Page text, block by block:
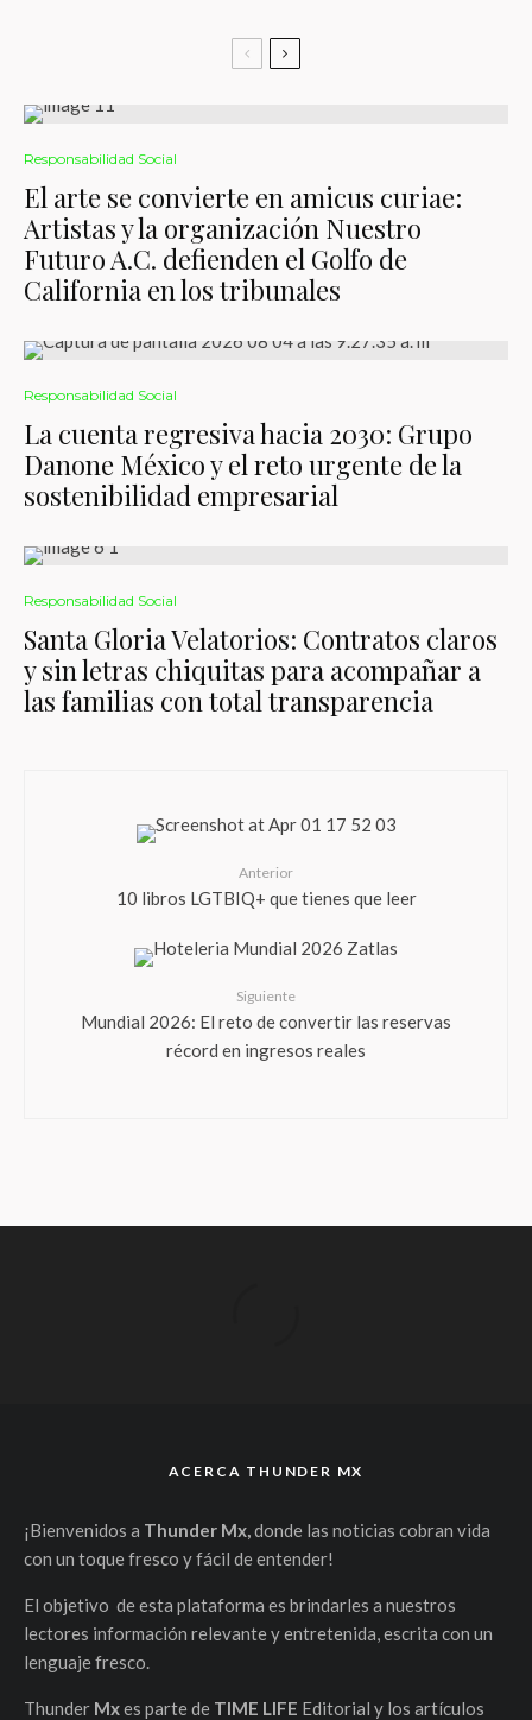
Responsabilidad Social
El arte se convierte en amicus curiae:
Artistas y la organización Nuestro
Futuro A.C. defienden el Golfo de
California en los tribunales
Responsabilidad Social
La cuenta regresiva hacia 2030: Grupo
Danone México y el reto urgente de la
sostenibilidad empresarial
Responsabilidad Social
Santa Gloria Velatorios: Contratos claros
y sin letras chiquitas para acompañar a
las familias con total transparencia
Anterior
10 libros LGTBIQ+ que tienes que leer
Siguiente
Mundial 2026: El reto de convertir las reservas
récord en ingresos reales
ACERCA THUNDER MX
¡Bienvenidos a Thunder Mx,donde las noticias cobran vida
con un toque fresco y fácil de entender!
El objetivo de esta plataforma es brindarles a nuestros
lectores información relevante y entretenida, escrita con un
lenguaje fresco.
Thunder Mxes parte de TIME LIFE Editorial y los artículos